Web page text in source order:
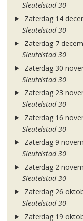
Sleutelstad 30
Zaterdag 14
Sleutelstad 30
Zaterdag 7
Sleutelstad 30
Zaterdag 30
Sleutelstad 30
Zaterdag 23
Sleutelstad 30
Zaterdag 16
Sleutelstad 30
Zaterdag 9
Sleutelstad 30
Zaterdag 2
Sleutelstad 30
Zaterdag 26
Sleutelstad 30
Zaterdag 19